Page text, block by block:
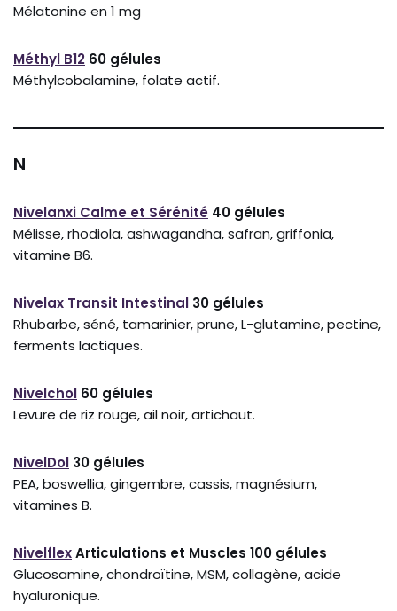
Mélatonine en 1 mg
Méthyl B12 60 gélules
Méthylcobalamine, folate actif.
N
Nivelanxi Calme et Sérénité 40 gélules
Mélisse, rhodiola, ashwagandha, safran, griffonia,
vitamine B6.
Nivelax Transit Intestinal 30 gélules
Rhubarbe, séné, tamarinier, prune, L-glutamine, pectine,
ferments lactiques.
Nivelchol 60 gélules
Levure de riz rouge, ail noir, artichaut.
NivelDol 30 gélules
PEA, boswellia, gingembre, cassis, magnésium,
vitamines B.
NivelflexArticulations et Muscles 100 gélules
Glucosamine, chondroïtine, MSM, collagène, acide
hyaluronique.